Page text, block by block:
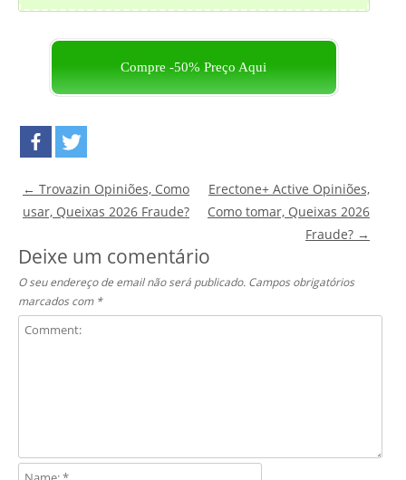
Compre -50% Preço Aqui
Post navigation
← Trovazin Opiniões, Como
usar, Queixas 2026 Fraude?
Erectone+ Active Opiniões,
Como tomar, Queixas 2026
Fraude? →
Deixe um comentário
O seu endereço de email não será publicado. Campos obrigatórios
marcados com *